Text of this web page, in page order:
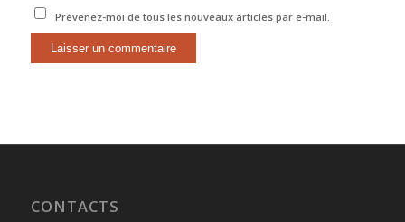
Prévenez-moi de tous les nouveaux articles par e-mail.
CONTACTS